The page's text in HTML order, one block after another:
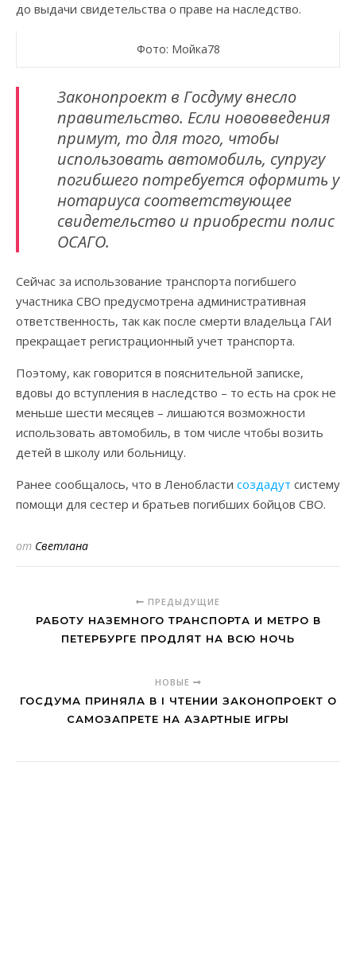
до выдачи свидетельства о праве на наследство.
Фото: Мойка78
Законопроект в Госдуму внесло
правительство. Если нововведения
примут, то для того, чтобы
использовать автомобиль, супругу
погибшего потребуется оформить у
нотариуса соответствующее
свидетельство и приобрести полис
ОСАГО.
Сейчас за использование транспорта погибшего
участника СВО предусмотрена административная
ответственность, так как после смерти владельца ГАИ
прекращает регистрационный учет транспорта.
Поэтому, как говорится в пояснительной записке,
вдовы до вступления в наследство – то есть на срок не
меньше шести месяцев – лишаются возможности
использовать автомобиль, в том числе чтобы возить
детей в школу или больницу.
Ранее сообщалось, что в Ленобласти создадут систему
помощи для сестер и братьев погибших бойцов СВО.
от Светлана
ПРЕДЫДУЩИЕ
РАБОТУ НАЗЕМНОГО ТРАНСПОРТА И МЕТРО В
ПЕТЕРБУРГЕ ПРОДЛЯТ НА ВСЮ НОЧЬ
НОВЫЕ
ГОСДУМА ПРИНЯЛА В I ЧТЕНИИ ЗАКОНОПРОЕКТ О
САМОЗАПРЕТЕ НА АЗАРТНЫЕ ИГРЫ